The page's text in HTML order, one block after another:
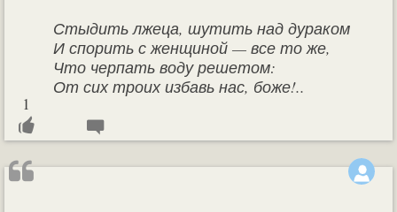
Стыдить лжеца, шутить над дураком
И спорить с женщиной — все то же,
Что черпать воду решетом:
От сих троих избавь нас, боже!..
1